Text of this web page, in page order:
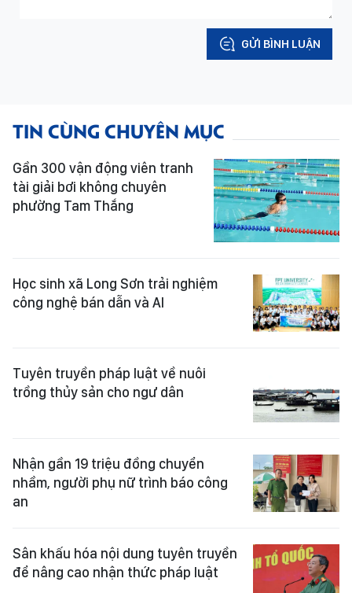
GỬI BÌNH LUẬN
TIN CÙNG CHUYÊN MỤC
Gần 300 vận động viên tranh
tài giải bơi không chuyên
phường Tam Thắng
Học sinh xã Long Sơn trải nghiệm
công nghệ bán dẫn và AI
Tuyên truyền pháp luật về nuôi
trồng thủy sản cho ngư dân
Nhận gần 19 triệu đồng chuyển
nhầm, người phụ nữ trình báo công
an
Sân khấu hóa nội dung tuyên truyền
để nâng cao nhận thức pháp luật